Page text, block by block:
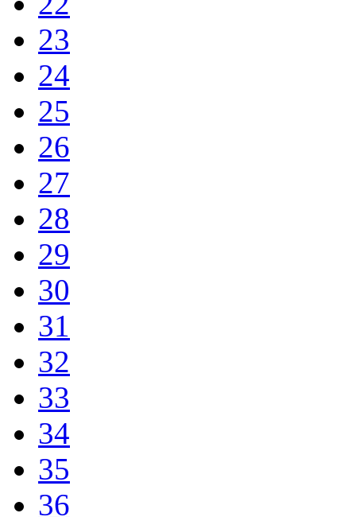
23
24
25
26
27
28
29
30
31
32
33
34
35
36